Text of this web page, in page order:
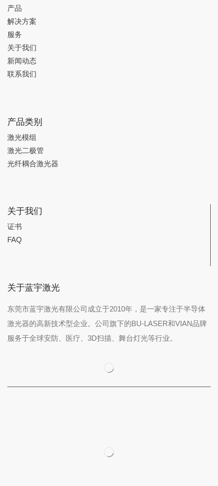
产品
解决方案
服务
关于我们
新闻动态
联系我们
产品类别
激光模组
激光二极管
光纤耦合激光器
关于我们
证书
FAQ
关于蓝宇激光
东莞市蓝宇激光有限公司成立于2010年，是一家专注于半导体
激光器的高新技术型企业。公司旗下的BU-LASER和VIAN品牌
服务于全球安防、医疗、3D扫描、舞台灯光等行业。